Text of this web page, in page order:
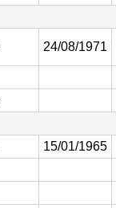
24/08/1971
15/01/1965